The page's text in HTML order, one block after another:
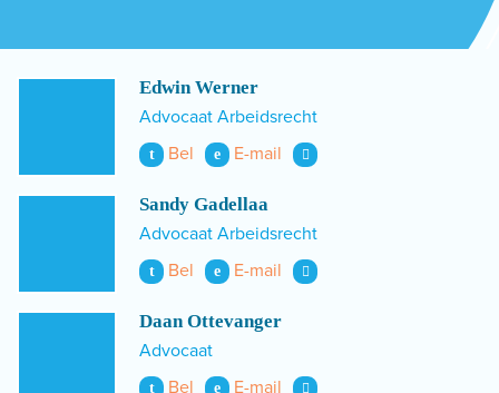
Edwin Werner
Advocaat Arbeidsrecht
t Bel e E-mail
Sandy Gadellaa
Advocaat Arbeidsrecht
t Bel e E-mail
Daan Ottevanger
Advocaat
t Bel e E-mail